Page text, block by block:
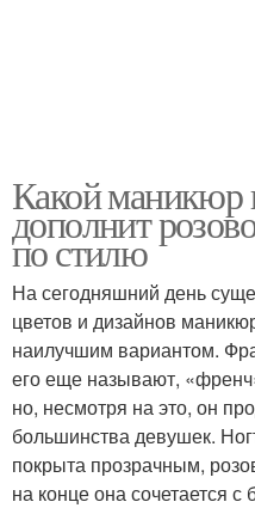
Какой маникюр
дополнит
по стилю
На сегодняшний день
цветов и дизайнов
наилучшим вариантом.
его еще называют,
но, несмотря на это, он
большинства девушек.
покрыта прозрачным,
на конце она сочетается